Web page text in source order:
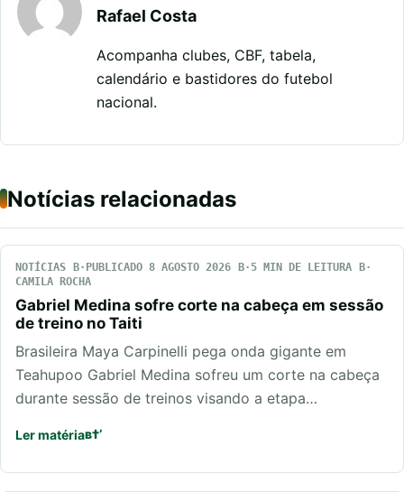
Rafael Costa
Acompanha clubes, CBF, tabela,
calendário e bastidores do futebol
nacional.
Notícias relacionadas
NOTÍCIAS PUBLICADO 8 AGOSTO 2026
5 MIN DE LEITURA
CAMILA ROCHA
Gabriel Medina sofre corte na cabeça em sessão
de treino no Taiti
Brasileira Maya Carpinelli pega onda gigante em
Teahupoo Gabriel Medina sofreu um corte na cabeça
durante sessão de treinos visando a etapa…
Ler matéria